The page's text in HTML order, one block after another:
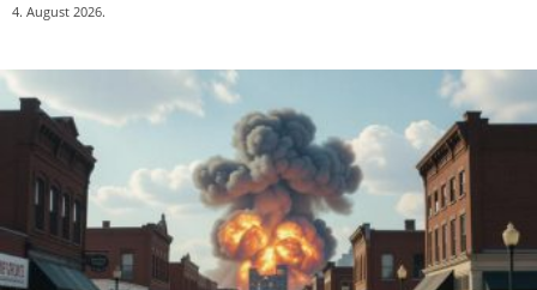
4. August 2026.